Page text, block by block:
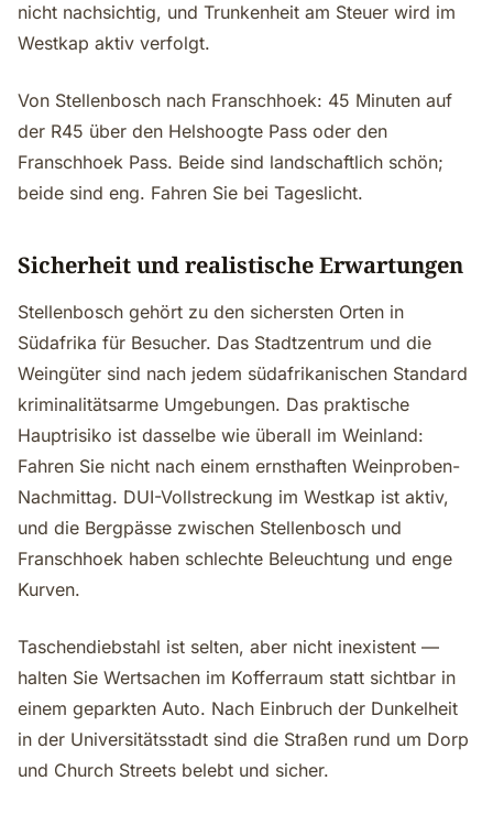
nicht nachsichtig, und Trunkenheit am Steuer wird im
Westkap aktiv verfolgt.
Von Stellenbosch nach Franschhoek: 45 Minuten auf
der R45 über den Helshoogte Pass oder den
Franschhoek Pass. Beide sind landschaftlich schön;
beide sind eng. Fahren Sie bei Tageslicht.
Sicherheit und realistische Erwartungen
Stellenbosch gehört zu den sichersten Orten in
Südafrika für Besucher. Das Stadtzentrum und die
Weingüter sind nach jedem südafrikanischen Standard
kriminalitätsarme Umgebungen. Das praktische
Hauptrisiko ist dasselbe wie überall im Weinland:
Fahren Sie nicht nach einem ernsthaften Weinproben-
Nachmittag. DUI-Vollstreckung im Westkap ist aktiv,
und die Bergpässe zwischen Stellenbosch und
Franschhoek haben schlechte Beleuchtung und enge
Kurven.
Taschendiebstahl ist selten, aber nicht inexistent —
halten Sie Wertsachen im Kofferraum statt sichtbar in
einem geparkten Auto. Nach Einbruch der Dunkelheit
in der Universitätsstadt sind die Straßen rund um Dorp
und Church Streets belebt und sicher.